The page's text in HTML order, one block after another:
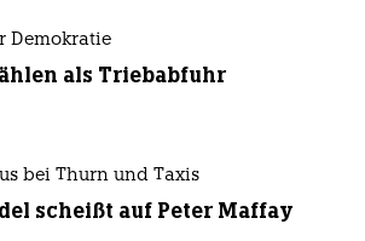
Demokratie
als Triebabfuhr
bei Thurn und Taxis
scheißt auf Peter Maffay